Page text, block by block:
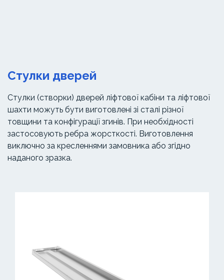
Стулки дверей
Стулки (створки) дверей ліфтової кабіни та ліфтової
шахти можуть бути виготовлені зі сталі різної
товщини та конфігурації згинів. При необхідності
застосовують ребра жорсткості. Виготовлення
виключно за кресленнями замовника або згідно
наданого зразка.